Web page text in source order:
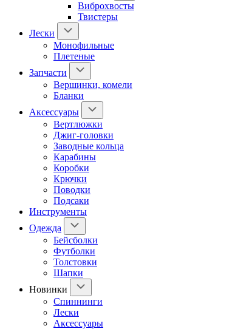
Виброхвосты
Твистеры
Лески
Монофильные
Плетеные
Запчасти
Вершинки, комели
Бланки
Аксессуары
Вертлюжки
Джиг-головки
Заводные кольца
Карабины
Коробки
Крючки
Поводки
Подсаки
Инструменты
Одежда
Бейсболки
Футболки
Толстовки
Шапки
Новинки
Спиннинги
Лески
Аксессуары